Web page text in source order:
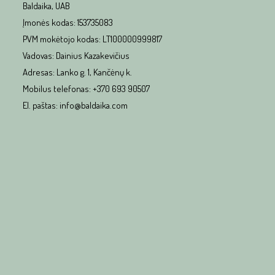
Baldaika, UAB
Įmonės kodas: 153735083
PVM mokėtojo kodas: LT100000999817
Vadovas: Dainius Kazakevičius
Adresas: Lanko g. 1, Kančėnų k.
Mobilus telefonas: +370 693 90507
El. paštas: info@baldaika.com